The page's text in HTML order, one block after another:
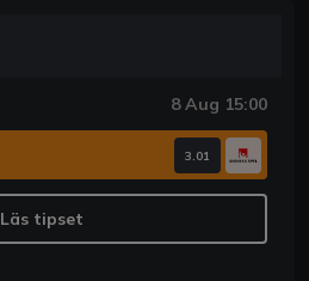
8 Aug 15:00
3.01
Läs tipset